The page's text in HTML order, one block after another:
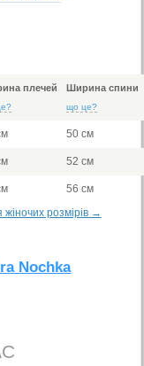
плечей Ширина спини
що це?
50 см
52 см
56 см
розмірів →
Nochka